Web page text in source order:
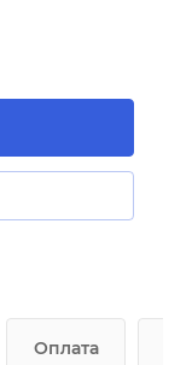
Оплата